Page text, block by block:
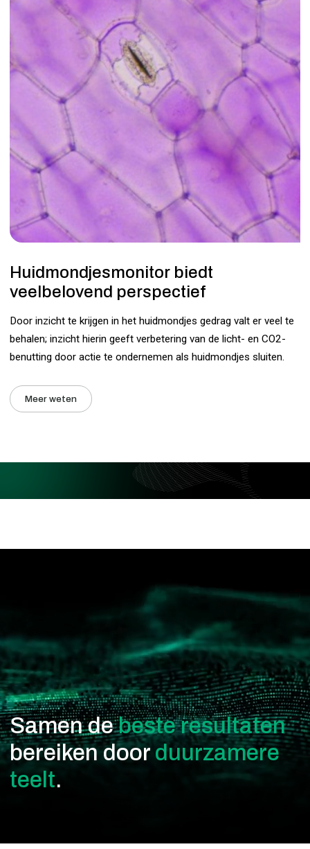
Huidmondjesmonitor biedt
veelbelovend perspectief
Door inzicht te krijgen in het huidmondjes gedrag valt er veel te
behalen; inzicht hierin geeft verbetering van de licht- en CO2-
benutting door actie te ondernemen als huidmondjes sluiten.
Meer weten
Samen debeste resultaten
bereiken door duurzamere
teelt.